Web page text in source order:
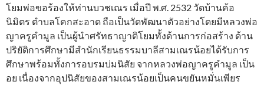
โยมพ่อขอร้องให้ท่านบวชเณร เมื่อปี พ.ศ. 2532 วัดบ้านค้อ
นิมิตร ตำบลโคกสะอาด ถือเป็นวัดพัฒนาตัวอย่างโดยมีหลวงพ่อ
ญาครูคำมูล เป็นผู้นำศรัทธาญาติโยมทั้งด้านการก่อสร้าง ด้าน
ปริยัติการศึกษามีสำนักเรียนธรรมบาลีสามเณรน้อยได้รับการ
ศึกษาพร้อมทั้งการอบรมบ่มนิสัย จากหลวงพ่อญาครูคำมูล เป็น
อย เนื่องจากอุปนิสัยของสามเณรน้อยเป็นคนขยันหมั่นเพียร